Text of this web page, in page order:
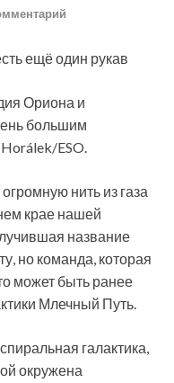
Ориона и
большим
ESO.
нить из газа
крае нашей
название
но команда, которая
может быть ранее
Млечный Путь.
галактика,
окружена